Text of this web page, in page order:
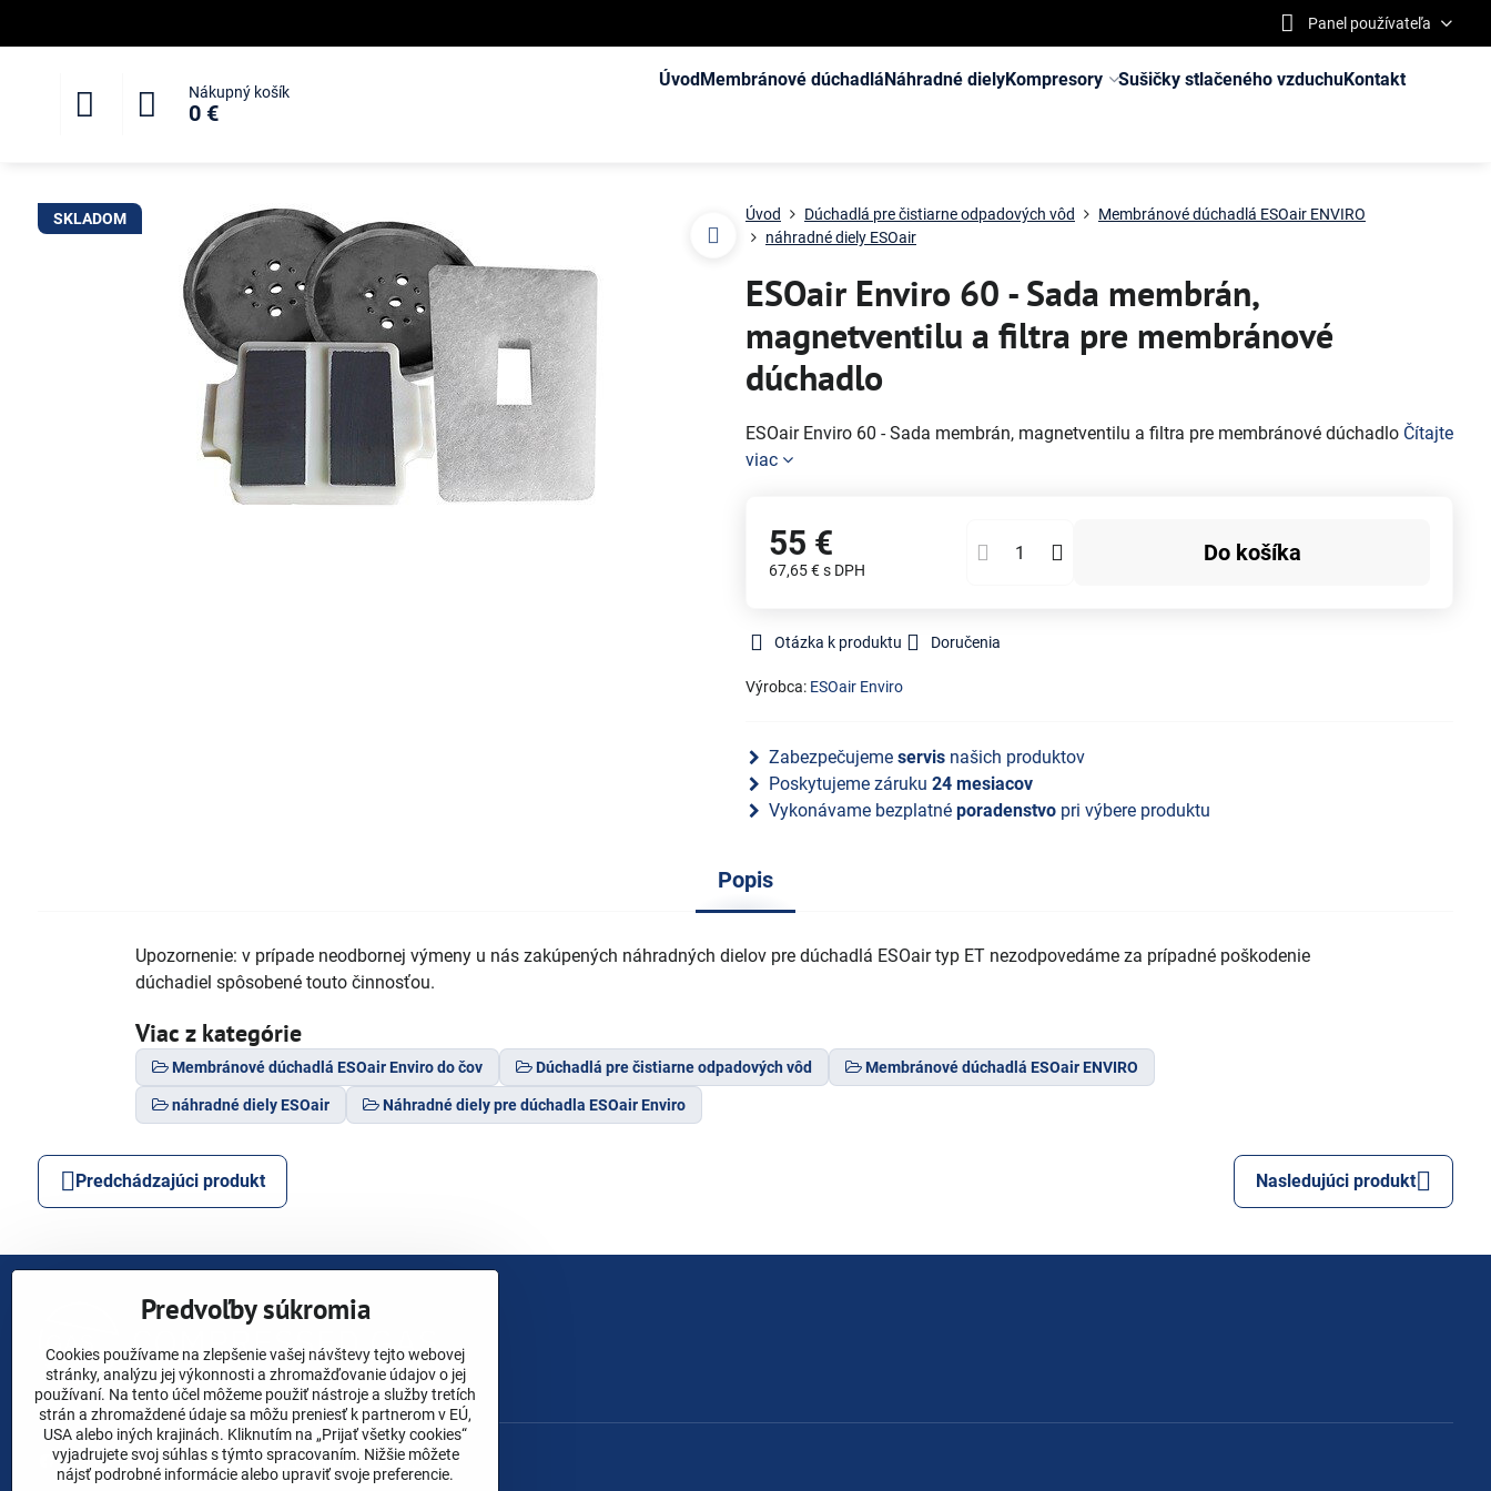
Panel používateľa
Nákupný košík
0 €
ÚvodMembránové dúchadláNáhradné dielyKompresory Sušičky stlačeného vzduchuKontakt
SKLADOM Úvod Dúchadlá pre čistiarne odpadových vôd
Membránové dúchadlá ESOair ENVIRO
náhradné diely ESOair
ESOair Enviro 60 - Sada membrán,
magnetventilu a filtra pre membránové
dúchadlo
ESOair Enviro 60 - Sada membrán, magnetventilu a filtra pre membránové dúchadlo Čítajte
viac
55 €
67,65 €s DPH
Do košíka
Otázka k produktu Doručenia
Výrobca: ESOair Enviro
Zabezpečujeme servisnašich produktov
Poskytujeme záruku 24 mesiacov
Vykonávame bezplatné poradenstvopri výbere produktu
Popis
Upozornenie: v prípade neodbornej výmeny u nás zakúpených náhradných dielov pre dúchadlá ESOair typ ET nezodpovedáme za prípadné poškodenie
dúchadiel spôsobené touto činnosťou.
Viac z kategórie
Membránové dúchadlá ESOair Enviro do čov Dúchadlá pre čistiarne odpadových vôd Membránové dúchadlá ESOair ENVIRO
náhradné diely ESOair Náhradné diely pre dúchadla ESOair Enviro
Predchádzajúci produkt Nasledujúci produkt
Facebook YouTube Instagram Linkedin X
Predvoľby súkromia
Cookies používame na zlepšenie vašej návštevy tejto webovej
stránky, analýzu jej výkonnosti a zhromažďovanie údajov o jej
používaní. Na tento účel môžeme použiť nástroje a služby tretích
strán a zhromaždené údaje sa môžu preniesť k partnerom v EÚ,
USA alebo iných krajinách. Kliknutím na „Prijať všetky cookies“
vyjadrujete svoj súhlas s týmto spracovaním. Nižšie môžete
nájsť podrobné informácie alebo upraviť svoje preferencie.